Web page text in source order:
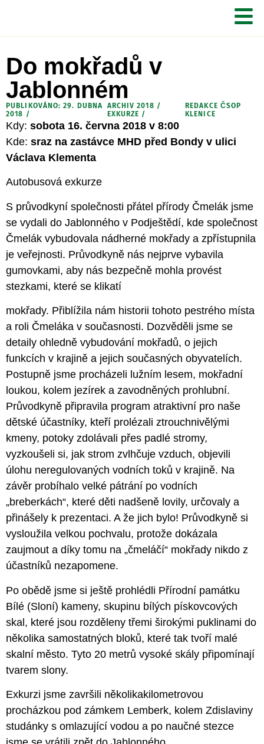
Do mokřadů v
Jablonném
PUBLIKOVÁNO: 29. DUBNA
2018 /
ARCHIV 2018 /
EXKURZE /
REDAKCE ČSOP
KLENICE
Kdy: sobota 16. června 2018 v 8:00
Kde: sraz na zastávce MHD před Bondy v ulici
Václava Klementa
Autobusová exkurze
S průvodkyní společnosti přátel přírody Čmelák jsme
se vydali do Jablonného v Podještědí, kde společnost
Čmelák vybudovala nádherné mokřady a zpřístupnila
je veřejnosti. Průvodkyně nás nejprve vybavila
gumovkami, aby nás bezpečně mohla provést
stezkami, které se klikatí
mokřady. Přiblížila nám historii tohoto pestrého místa
a roli Čmeláka v současnosti. Dozvěděli jsme se
detaily ohledně vybudování mokřadů, o jejich
funkcích v krajině a jejich současných obyvatelích.
Postupně jsme procházeli lužním lesem, mokřadní
loukou, kolem jezírek a zavodněných prohlubní.
Průvodkyně připravila program atraktivní pro naše
dětské účastníky, kteří prolézali ztrouchnivělými
kmeny, potoky zdolávali přes padlé stromy,
vyzkoušeli si, jak strom zvlhčuje vzduch, objevili
úlohu neregulovaných vodních toků v krajině. Na
závěr probíhalo velké pátrání po vodních
„breberkách“, které děti nadšeně lovily, určovaly a
přinášely k prezentaci. A že jich bylo! Průvodkyně si
vysloužila velkou pochvalu, protože dokázala
zaujmout a díky tomu na „čmeláčí“ mokřady nikdo z
účastníků nezapomene.
Po obědě jsme si ještě prohlédli Přírodní památku
Bílé (Sloní) kameny, skupinu bílých pískovcových
skal, které jsou rozděleny třemi širokými puklinami do
několika samostatných bloků, které tak tvoří malé
skalní město. Tyto 20 metrů vysoké skály připomínají
tvarem slony.
Exkurzi jsme završili několikakilometrovou
procházkou pod zámkem Lemberk, kolem Zdislaviny
studánky s omlazující vodou a po naučné stezce